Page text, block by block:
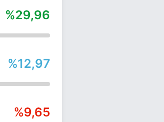
%29,96
%12,97
%9,65